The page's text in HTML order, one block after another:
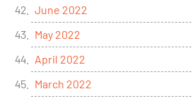
June 2022
May 2022
April 2022
March 2022